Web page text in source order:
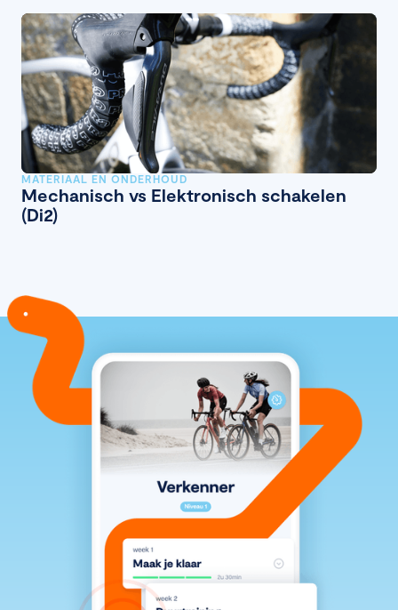
MATERIAAL EN ONDERHOUD
Mechanisch vs Elektronisch schakelen
(Di2)